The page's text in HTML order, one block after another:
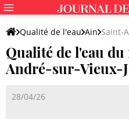
Qualité de l'eau Ain Saint-
Qualité de l'eau
André-sur-Vieux-
28/04/26